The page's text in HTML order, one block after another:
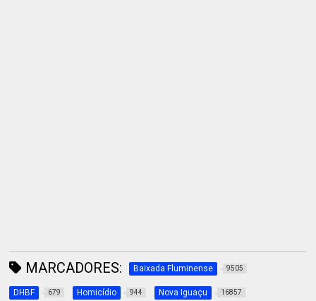
MARCADORES: Baixada Fluminense 9505
DHBF 679 Homicídio 944 Nova Iguaçu 16857